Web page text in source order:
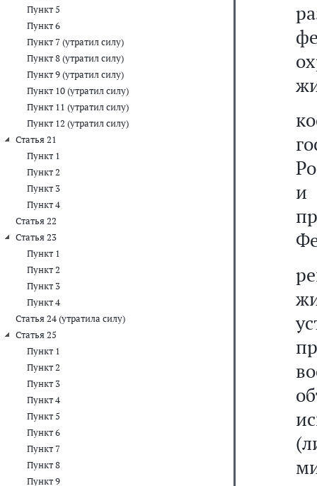
Пункт 5
Пункт 6
Пункт 7 (утратил силу)
Пункт 8 (утратил силу)
Пункт 9 (утратил силу)
Пункт 10 (утратил силу)
Пункт 11 (утратил силу)
Пункт 12 (утратил силу)
Статья 21
Пункт 1
Пункт 2
Пункт 3
Пункт 4
Статья 22
Статья 23
Пункт 1
Пункт 2
Пункт 3
Пункт 4
Статья 24 (утратила силу)
Статья 25
Пункт 1
Пункт 2
Пункт 3
Пункт 4
Пункт 5
Пункт 6
Пункт 7
Пункт 8
Пункт 9
и